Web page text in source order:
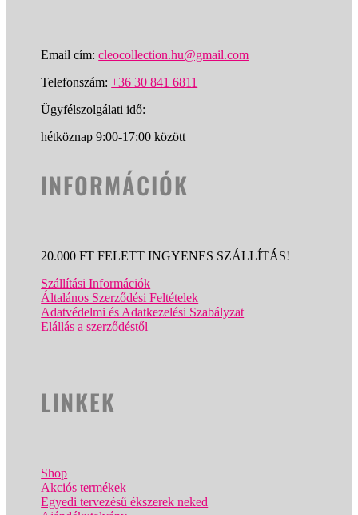
Email cím:cleocollection.hu@gmail.com
Telefonszám:+36 30 841 6811
Ügyfélszolgálati idő:
hétköznap 9:00-17:00 között
INFORMÁCIÓK
20.000 FT FELETT INGYENES SZÁLLÍTÁS!
Szállítási Információk
Általános Szerződési Feltételek
Adatvédelmi és Adatkezelési Szabályzat
Elállás a szerződéstől
LINKEK
Shop
Akciós termékek
Egyedi tervezésű ékszerek neked